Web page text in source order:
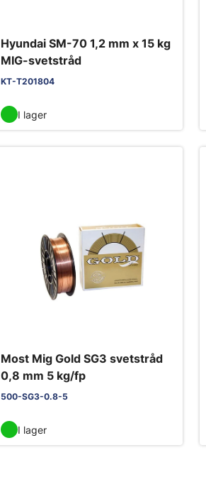
Hyundai SM-70 1,2 mm x 15 kg
MIG-svetstråd
KT-T201804
I lager
Most Mig Gold SG3 svetstråd
0,8 mm 5 kg/fp
500-SG3-0.8-5
I lager